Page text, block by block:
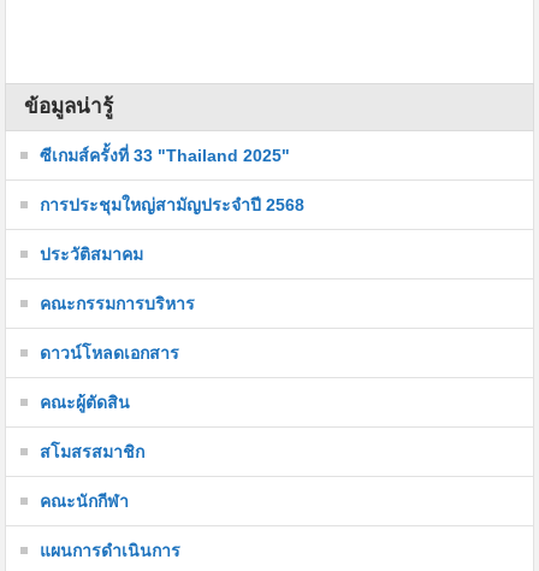
ข้อมูลน่ารู้
ซีเกมส์ครั้งที่ 33 "Thailand 2025"
การประชุมใหญ่สามัญประจำปี 2568
ประวัติสมาคม
คณะกรรมการบริหาร
ดาวน์โหลดเอกสาร
คณะผู้ตัดสิน
สโมสรสมาชิก
คณะนักกีฬา
แผนการดำเนินการ